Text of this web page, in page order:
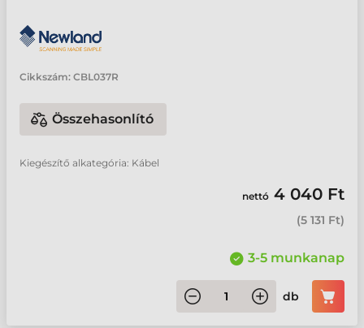
Cikkszám: CBL037R
Összehasonlító
Kiegészítő alkategória: Kábel
nettó 4 040 Ft
(5 131 Ft)
3-5 munkanap
db